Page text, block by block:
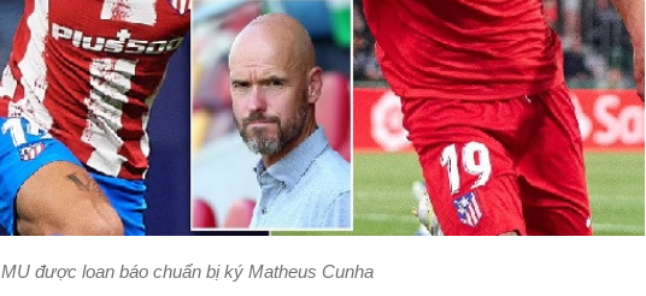
MU được loan báo chuẩn bị ký Matheus Cunha